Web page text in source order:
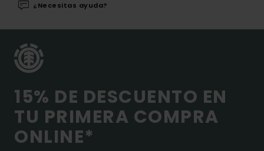
¿Necesitas ayuda?
15% DE DESCUENTO EN
TU PRIMERA COMPRA
ONLINE*